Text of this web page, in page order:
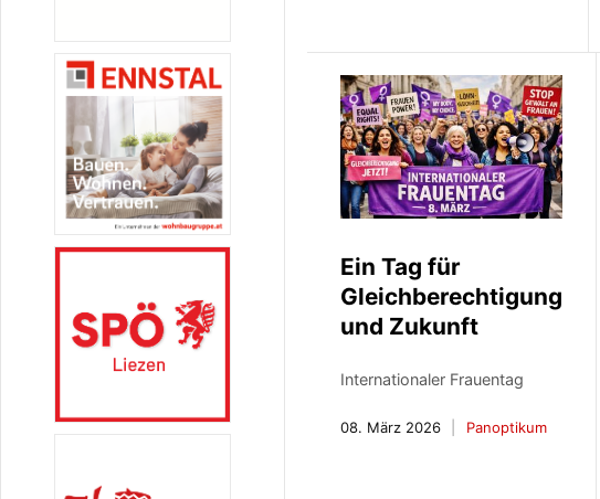
Ein Tag für
Gleichberechtigung
und Zukunft
Internationaler Frauentag
08. März 2026 Panoptikum